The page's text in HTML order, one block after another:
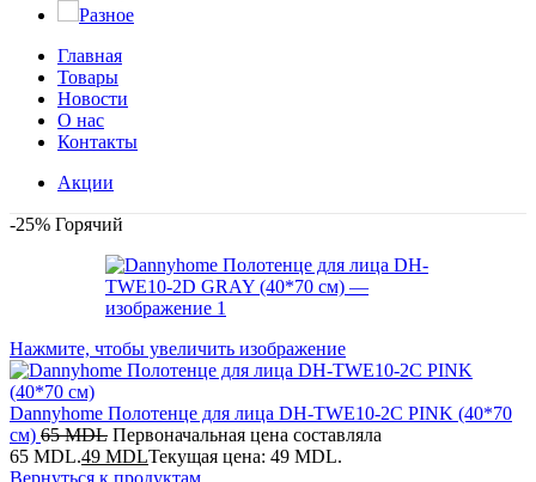
Разное
Главная
Товары
Новости
О нас
Контакты
Акции
-25% Горячий
Нажмите, чтобы увеличить изображение
Dannyhome Полотенце для лица DH-TWE10-2C PINK (40*70
см) 65MDL Первоначальная цена составляла
65 MDL.49 MDLТекущая цена: 49 MDL.
Вернуться к продуктам